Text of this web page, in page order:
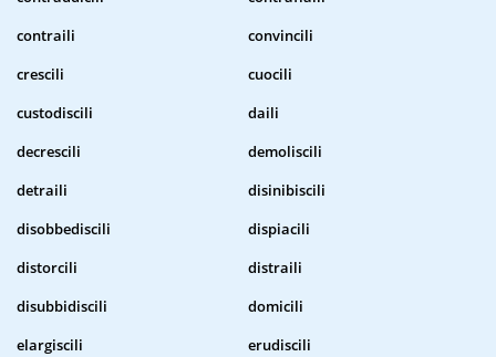
contraili
convincili
crescili
cuocili
custodiscili
daili
decrescili
demoliscili
detraili
disinibiscili
disobbediscili
dispiacili
distorcili
distraili
disubbidiscili
domicili
elargiscili
erudiscili